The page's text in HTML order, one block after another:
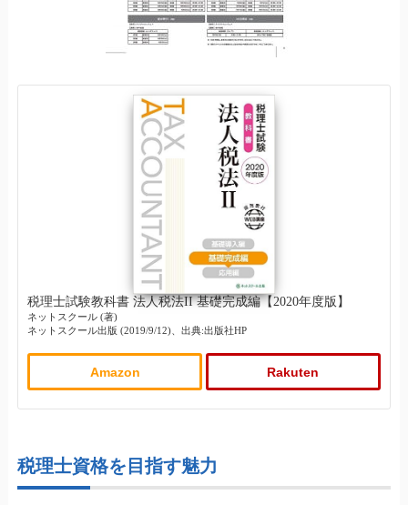
税理士試験教科書 法人税法II 基礎完成編【2020年度版】
ネットスクール (著)
ネットスクール出版 (2019/9/12)、出典:出版社HP
Amazon Rakuten
税理士資格を目指す魅力